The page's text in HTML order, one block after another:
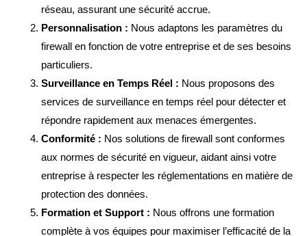
réseau, assurant une sécurité accrue.
Personnalisation : Nous adaptons les paramètres du
firewall en fonction de votre entreprise et de ses besoins
particuliers.
Surveillance en Temps Réel : Nous proposons des
services de surveillance en temps réel pour détecter et
répondre rapidement aux menaces émergentes.
Conformité : Nos solutions de firewall sont conformes
aux normes de sécurité en vigueur, aidant ainsi votre
entreprise à respecter les réglementations en matière de
protection des données.
Formation et Support : Nous offrons une formation
complète à vos équipes pour maximiser l’efficacité de la